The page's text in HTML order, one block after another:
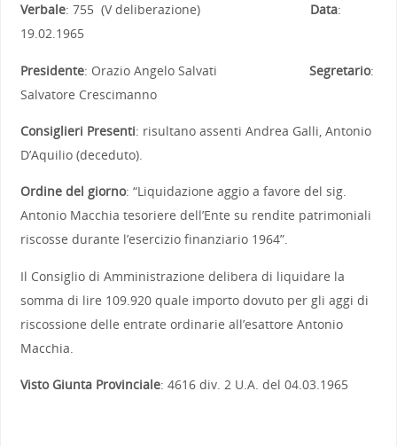
Verbale: 755 (V deliberazione) Data:
19.02.1965
Presidente: Orazio Angelo Salvati Segretario:
Salvatore Crescimanno
Consiglieri Presenti: risultano assenti Andrea Galli, Antonio
D’Aquilio (deceduto).
Ordine del giorno: “Liquidazione aggio a favore del sig.
Antonio Macchia tesoriere dell’Ente su rendite patrimoniali
riscosse durante l’esercizio finanziario 1964”.
Il Consiglio di Amministrazione delibera di liquidare la
somma di lire 109.920 quale importo dovuto per gli aggi di
riscossione delle entrate ordinarie all’esattore Antonio
Macchia.
Visto Giunta Provinciale: 4616 div. 2 U.A. del 04.03.1965